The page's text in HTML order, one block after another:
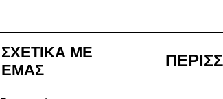
ΣΧΕΤΙΚΑ ΜΕ
ΕΜΑΣ